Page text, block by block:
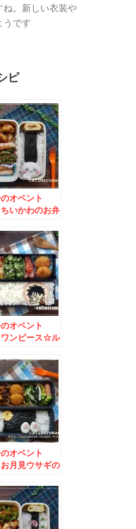
ね。新しい衣装や
うです
ピ
のオベント
いかわのお弁
ォトコンテス
のオベント
ンピース☆ル
キ
ン
のオベント
月見ウサギの
ンドをつくろ